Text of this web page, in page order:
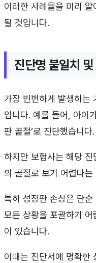
이러한 사례들을 미리
될 것입니다.
진단명 불일치 및
가장 빈번하게 발생하는
입니다. 예를 들어, 아이
판 골절’로 진단했습니다.
하지만 보험사는 해당 진
의 골절로 보기 어렵다
특히 성장판 손상은 단
모든 상황을 포괄하기
이 있습니다.
이때는 진단서에 명확한